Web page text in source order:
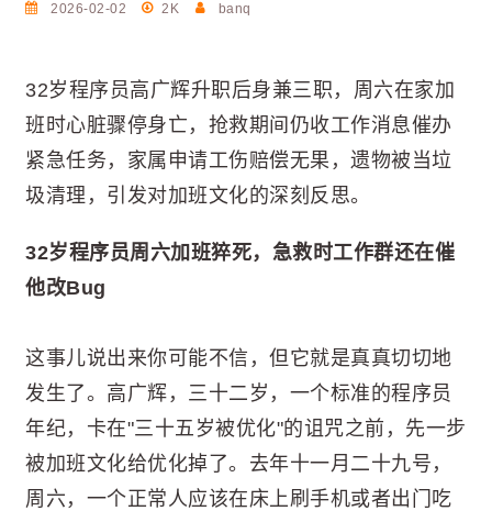
2026-02-02 2K banq
32岁程序员高广辉升职后身兼三职，周六在家加
班时心脏骤停身亡，抢救期间仍收工作消息催办
紧急任务，家属申请工伤赔偿无果，遗物被当垃
圾清理，引发对加班文化的深刻反思。
32岁程序员周六加班猝死，急救时工作群还在催
他改Bug
这事儿说出来你可能不信，但它就是真真切切地
发生了。高广辉，三十二岁，一个标准的程序员
年纪，卡在"三十五岁被优化"的诅咒之前，先一步
被加班文化给优化掉了。去年十一月二十九号，
周六，一个正常人应该在床上刷手机或者出门吃